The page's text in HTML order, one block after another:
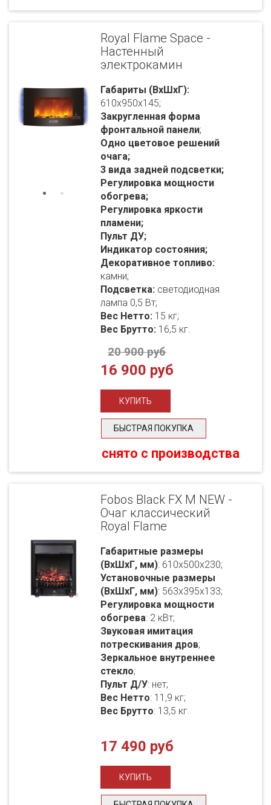
Royal Flame Space -
Настенный
электрокамин
Габариты (ВхШхГ):
610x950x145;
Закругленная форма
фронтальной панели;
Одно цветовое решений
очага;
3 вида задней подсветки;
Регулировка мощности
обогрева;
Регулировка яркости
пламени;
Пульт ДУ;
Индикатор состояния;
Декоративное топливо:
камни;
Подсветка: светодиодная
лампа 0,5 Вт;
Вес Нетто: 15 кг;
Вес Брутто: 16,5 кг.
20 900 руб
16 900 руб
БЫСТРАЯ ПОКУПКА
снято с производства
Fobos Black FX M NEW -
Очаг классический
Royal Flame
Габаритные размеры
(ВхШхГ, мм): 610x500x230;
Установочные размеры
(ВхШхГ, мм): 563x395x133;
Регулировка мощности
обогрева: 2 кВт;
Звуковая имитация
потрескивания дров;
Зеркальное внутреннее
стекло;
Пульт Д/У: нет;
Вес Нетто: 11,9 кг;
Вес Брутто: 13,5 кг.
17 490 руб